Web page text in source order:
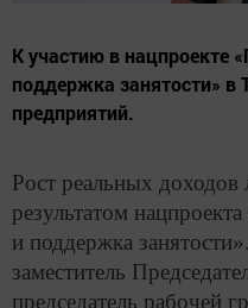
К участию в нацпроекте
поддержка занятости» в
предприятий.
Рост реальных доходов
результатом
и поддержка
заместитель
председатель рабочей